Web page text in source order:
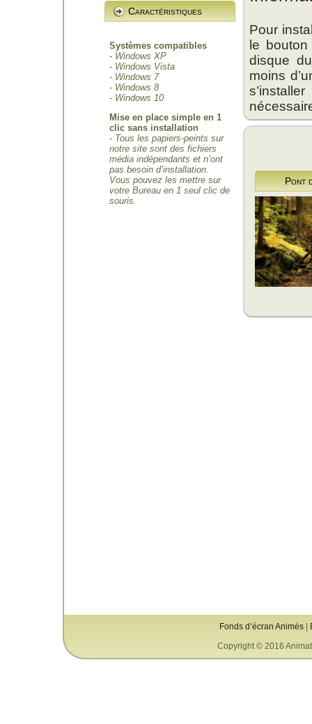
Caractéristiques
Systèmes compatibles
- Windows XP
- Windows Vista
- Windows 7
- Windows 8
- Windows 10
Mise en place simple en 1
clic sans installation
- Tous les papiers-peints sur
notre site sont des fichiers
média indépendants et n’ont
pas besoin d’installation.
Vous pouvez les mettre sur
votre Bureau en 1 seul clic de
souris.
Pour
le
disque
moins
Pont
Fonds d’écran Animés|
Copyright © 2016